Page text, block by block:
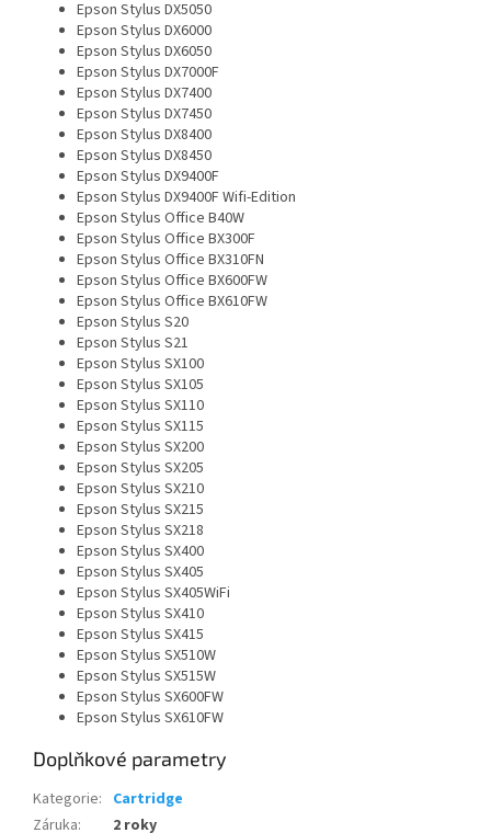
Epson Stylus DX5050
Epson Stylus DX6000
Epson Stylus DX6050
Epson Stylus DX7000F
Epson Stylus DX7400
Epson Stylus DX7450
Epson Stylus DX8400
Epson Stylus DX8450
Epson Stylus DX9400F
Epson Stylus DX9400F Wifi-Edition
Epson Stylus Office B40W
Epson Stylus Office BX300F
Epson Stylus Office BX310FN
Epson Stylus Office BX600FW
Epson Stylus Office BX610FW
Epson Stylus S20
Epson Stylus S21
Epson Stylus SX100
Epson Stylus SX105
Epson Stylus SX110
Epson Stylus SX115
Epson Stylus SX200
Epson Stylus SX205
Epson Stylus SX210
Epson Stylus SX215
Epson Stylus SX218
Epson Stylus SX400
Epson Stylus SX405
Epson Stylus SX405WiFi
Epson Stylus SX410
Epson Stylus SX415
Epson Stylus SX510W
Epson Stylus SX515W
Epson Stylus SX600FW
Epson Stylus SX610FW
Doplňkové parametry
Kategorie: Cartridge
Záruka: 2 roky